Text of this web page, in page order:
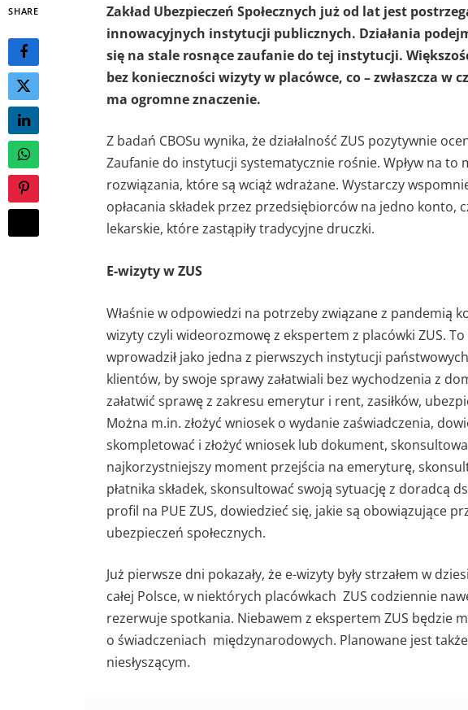
SHARE
Zakład Ubezpieczeń Społecznych już od lat jest
innowacyjnych instytucji publicznych. Działania
się na stale rosnące zaufanie do tej instytucji.
bez konieczności wizyty w placówce, co – zwłaszcza w
ma ogromne znaczenie.
Z badań CBOSu wynika, że działalność ZUS pozytywnie
Zaufanie do instytucji systematycznie rośnie. Wpływ na to
rozwiązania, które są wciąż wdrażane. Wystarczy
opłacania składek przez przedsiębiorców na jedno konto,
lekarskie, które zastąpiły tradycyjne druczki.
E-wizyty w ZUS
Właśnie w odpowiedzi na potrzeby związane z pandemią
wizyty czyli wideorozmowę z ekspertem z placówki ZUS.
wprowadził jako jedna z pierwszych instytucji
klientów, by swoje sprawy załatwiali bez wychodzenia z
załatwić sprawę z zakresu emerytur i rent, zasiłków,
Można m.in. złożyć wniosek o wydanie zaświadczenia,
skompletować i złożyć wniosek lub dokument,
najkorzystniejszy moment przejścia na emeryturę,
płatnika składek, skonsultować swoją sytuację z doradcą
profil na PUE ZUS, dowiedzieć się, jakie są obowiązujące
ubezpieczeń społecznych.
Już pierwsze dni pokazały, że e-wizyty były strzałem w
całej Polsce, w niektórych placówkach ZUS codziennie
rezerwuje spotkania. Niebawem z ekspertem ZUS będzie
o świadczeniach międzynarodowych. Planowane jest
niesłyszącym.